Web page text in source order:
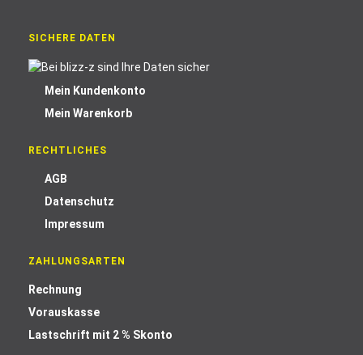
SICHERE DATEN
Mein Kundenkonto
Mein Warenkorb
RECHTLICHES
AGB
Datenschutz
Impressum
ZAHLUNGSARTEN
Rechnung
Vorauskasse
Lastschrift mit 2 % Skonto